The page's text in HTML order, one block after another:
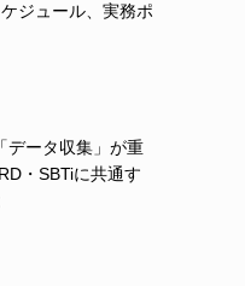
ジュール、実務ポ
データ収集」が重
・SBTiに共通す